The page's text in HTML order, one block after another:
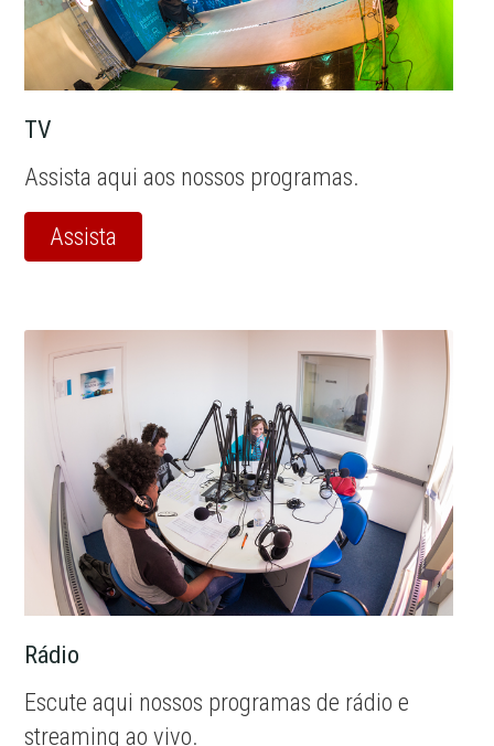
TV
Assista aqui aos nossos programas.
Assista
Rádio
Escute aqui nossos programas de rádio e
streaming ao vivo.